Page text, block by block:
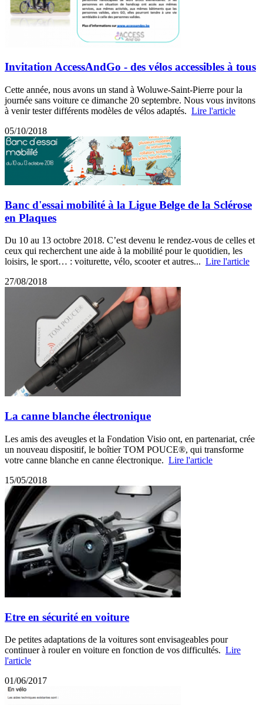
Invitation AccessAndGo - des vélos accessibles à tous
Cette année, nous avons un stand à Woluwe-Saint-Pierre pour la
journée sans voiture ce dimanche 20 septembre. Nous vous invitons
à venir tester différents modèles de vélos adaptés. Lire l'article
05/10/2018
Banc d'essai mobilité à la Ligue Belge de la Sclérose
en Plaques
Du 10 au 13 octobre 2018. C’est devenu le rendez-vous de celles et
ceux qui recherchent une aide à la mobilité pour le quotidien, les
loisirs, le sport… : voiturette, vélo, scooter et autres... Lire l'article
27/08/2018
La canne blanche électronique
Les amis des aveugles et la Fondation Visio ont, en partenariat, crée
un nouveau dispositif, le boîtier TOM POUCE®, qui transforme
votre canne blanche en canne électronique. Lire l'article
15/05/2018
Etre en sécurité en voiture
De petites adaptations de la voitures sont envisageables pour
continuer à rouler en voiture en fonction de vos difficultés. Lire
l'article
01/06/2017